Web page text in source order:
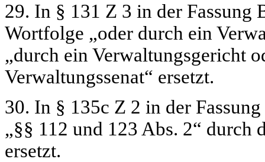
29. In § 131 Z 3 in der
Wortfolge „oder durch ein
„durch ein Verwaltungsgericht
Verwaltungssenat“ ersetzt.
30. In § 135c Z 2 in der
„§§ 112 und 123 Abs. 2“ durch
ersetzt.